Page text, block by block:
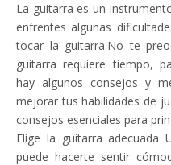
La guitarra es un
enfrentes algunas
tocar la guitarra.No te
guitarra requiere tiempo,
hay algunos consejos y
mejorar tus habilidades de
consejos esenciales para
Elige la guitarra
puede hacerte sentir